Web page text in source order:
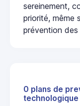
sereinement,
priorité, même
prévention des
0 plans de
technologique